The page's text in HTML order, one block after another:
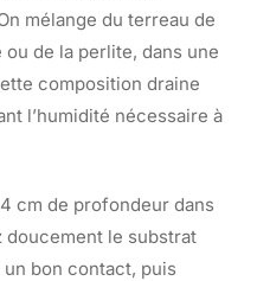
mélange du terreau de
de la perlite, dans une
composition draine
l’humidité nécessaire à
cm de profondeur dans
doucement le substrat
bon contact, puis